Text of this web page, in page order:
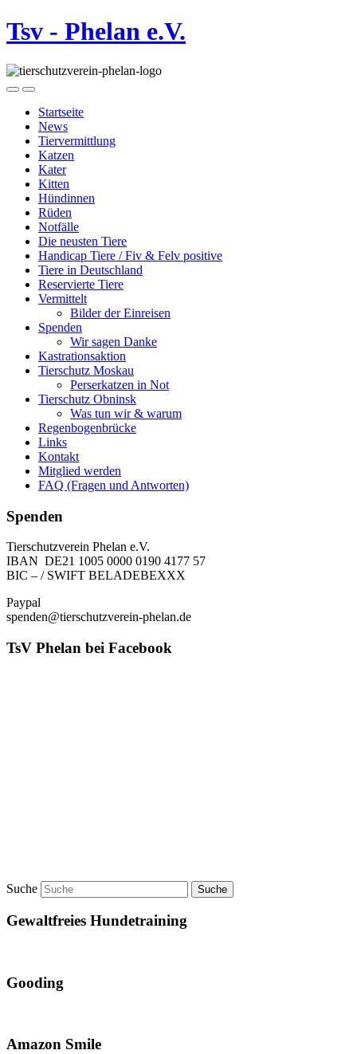
Tsv - Phelan e.V.
Startseite
News
Tiervermittlung
Katzen
Kater
Kitten
Hündinnen
Rüden
Notfälle
Die neusten Tiere
Handicap Tiere / Fiv & Felv positive
Tiere in Deutschland
Reservierte Tiere
Vermittelt
Bilder der Einreisen
Spenden
Wir sagen Danke
Kastrationsaktion
Tierschutz Moskau
Perserkatzen in Not
Tierschutz Obninsk
Was tun wir & warum
Regenbogenbrücke
Links
Kontakt
Mitglied werden
FAQ (Fragen und Antworten)
Spenden
Tierschutzverein Phelan e.V.
IBAN DE21 1005 0000 0190 4177 57
BIC – / SWIFT BELADEBEXXX
Paypal
spenden@tierschutzverein-phelan.de
TsV Phelan bei Facebook
Suche
Gewaltfreies Hundetraining
Gooding
Amazon Smile